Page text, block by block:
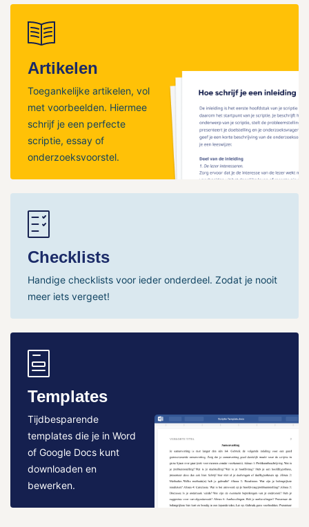
Artikelen
Toegankelijke artikelen, vol
met voorbeelden. Hiermee
schrijf je een perfecte
scriptie, essay of
onderzoeksvoorstel.
Checklists
Handige checklists voor ieder onderdeel. Zodat je nooit
meer iets vergeet!
Templates
Tijdbesparende
templates die je in Word
of Google Docs kunt
downloaden en
bewerken.